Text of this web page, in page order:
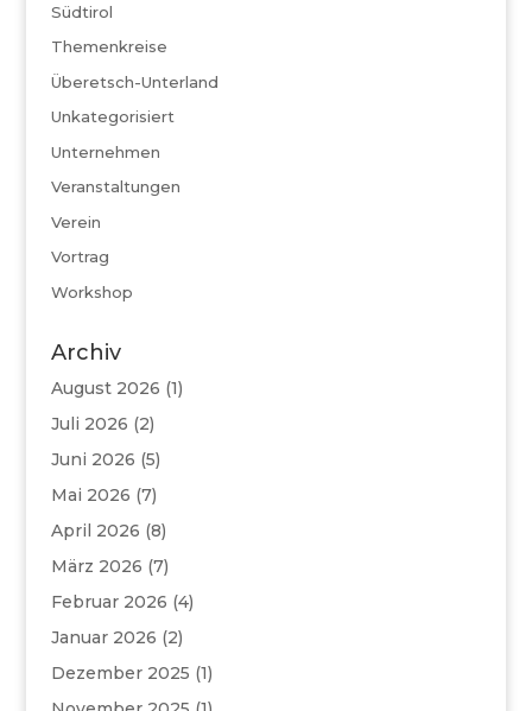
Südtirol
Themenkreise
Überetsch-Unterland
Unkategorisiert
Unternehmen
Veranstaltungen
Verein
Vortrag
Workshop
Archiv
August 2026 (1)
Juli 2026 (2)
Juni 2026 (5)
Mai 2026 (7)
April 2026 (8)
März 2026 (7)
Februar 2026 (4)
Januar 2026 (2)
Dezember 2025 (1)